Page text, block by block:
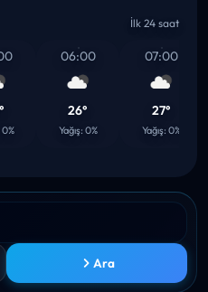
İlk 24 saat
06:00
26°
Yağış: 0%
07:00
27°
Yağış: 0%
Ara